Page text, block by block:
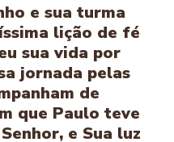
e sua turma
lição de fé
sua vida por
jornada pelas
de
que Paulo teve
e Sua luz